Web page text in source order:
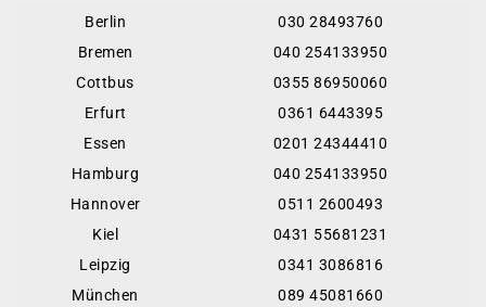
Berlin
030 28493760
Bremen
040 254133950
Cottbus
0355 86950060
Erfurt
0361 6443395
Essen
0201 24344410
Hamburg
040 254133950
Hannover
0511 2600493
Kiel
0431 55681231
Leipzig
0341 3086816
München
089 45081660